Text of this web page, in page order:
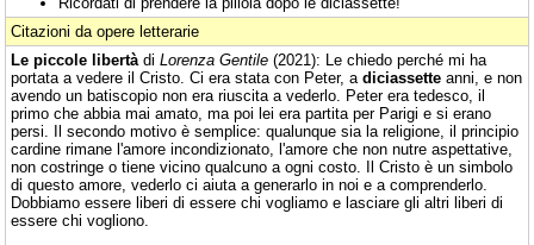
Citazioni da opere letterarie
Le piccole libertà di Lorenza Gentile (2021): Le chiedo perché mi ha
portata a vedere il Cristo. Ci era stata con Peter, a diciassette anni, e non
avendo un batiscopio non era riuscita a vederlo. Peter era tedesco, il
primo che abbia mai amato, ma poi lei era partita per Parigi e si erano
persi. Il secondo motivo è semplice: qualunque sia la religione, il principio
cardine rimane l'amore incondizionato, l'amore che non nutre aspettative,
non costringe o tiene vicino qualcuno a ogni costo. Il Cristo è un simbolo
di questo amore, vederlo ci aiuta a generarlo in noi e a comprenderlo.
Dobbiamo essere liberi di essere chi vogliamo e lasciare gli altri liberi di
essere chi vogliono.